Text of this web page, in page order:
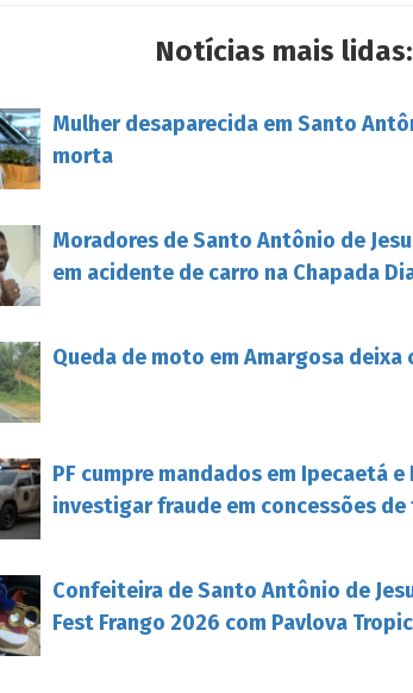
Notícias mais lidas:
Mulher desaparecida em Santo
morta
Moradores de Santo Antônio de
em acidente de carro na Chapada
Queda de moto em Amargosa deixa
PF cumpre mandados em Ipecaetá
investigar fraude em concessões de
Confeiteira de Santo Antônio de
Fest Frango 2026 com Pavlova